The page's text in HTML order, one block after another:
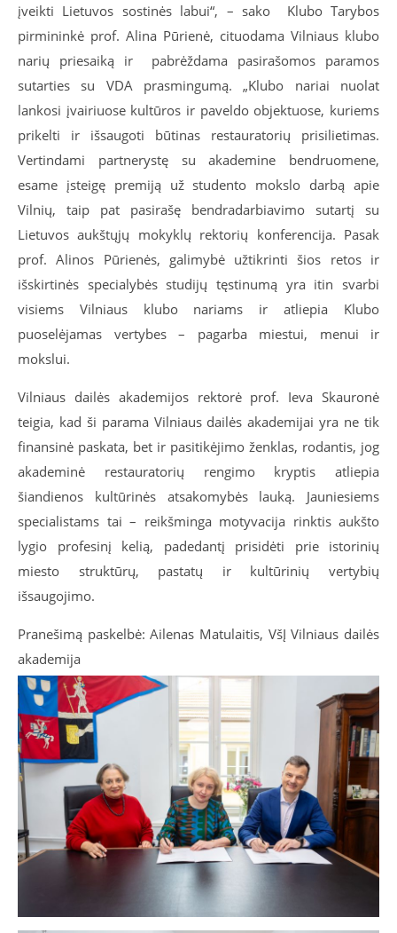
įveikti Lietuvos sostinės labui“, – sako Klubo Tarybos
pirmininkė prof. Alina Pūrienė, cituodama Vilniaus klubo
narių priesaiką ir pabrėždama pasirašomos paramos
sutarties su VDA prasmingumą. „Klubo nariai nuolat
lankosi įvairiuose kultūros ir paveldo objektuose, kuriems
prikelti ir išsaugoti būtinas restauratorių prisilietimas.
Vertindami partnerystę su akademine bendruomene,
esame įsteigę premiją už studento mokslo darbą apie
Vilnių, taip pat pasirašę bendradarbiavimo sutartį su
Lietuvos aukštųjų mokyklų rektorių konferencija. Pasak
prof. Alinos Pūrienės, galimybė užtikrinti šios retos ir
išskirtinės specialybės studijų tęstinumą yra itin svarbi
visiems Vilniaus klubo nariams ir atliepia Klubo
puoselėjamas vertybes – pagarba miestui, menui ir
mokslui.
Vilniaus dailės akademijos rektorė prof. Ieva Skauronė
teigia, kad ši parama Vilniaus dailės akademijai yra ne tik
finansinė paskata, bet ir pasitikėjimo ženklas, rodantis, jog
akademinė restauratorių rengimo kryptis atliepia
šiandienos kultūrinės atsakomybės lauką. Jauniesiems
specialistams tai – reikšminga motyvacija rinktis aukšto
lygio profesinį kelią, padedantį prisidėti prie istorinių
miesto struktūrų, pastatų ir kultūrinių vertybių
išsaugojimo.
Pranešimą paskelbė: Ailenas Matulaitis, VšĮ Vilniaus dailės
akademija